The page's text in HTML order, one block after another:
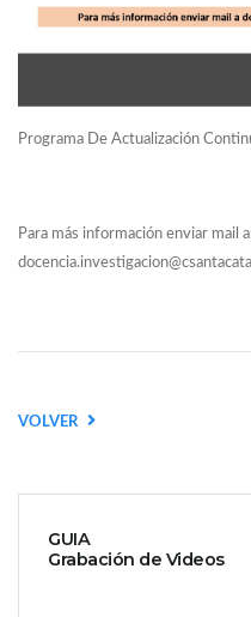
GUIA
Grabación de Videos
Programa De Actualización
Para más información enviar mail
VOLVER